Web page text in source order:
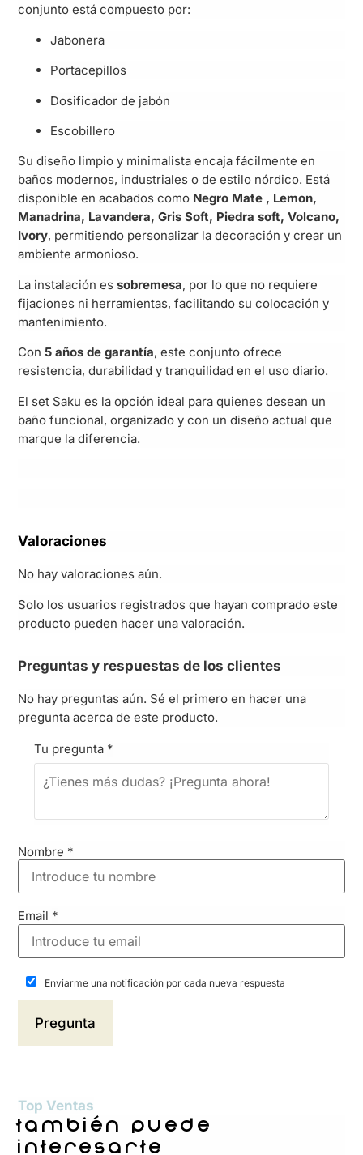
conjunto está compuesto por:
Jabonera
Portacepillos
Dosificador de jabón
Escobillero
Su diseño limpio y minimalista encaja fácilmente en
baños modernos, industriales o de estilo nórdico. Está
disponible en acabados como Negro Mate , Lemon,
Manadrina, Lavandera, Gris Soft, Piedra soft, Volcano,
Ivory, permitiendo personalizar la decoración y crear un
ambiente armonioso.
La instalación essobremesa, por lo que no requiere
fijaciones ni herramientas, facilitando su colocación y
mantenimiento.
Con5 años de garantía, este conjunto ofrece
resistencia, durabilidad y tranquilidad en el uso diario.
El set Saku es la opción ideal para quienes desean un
baño funcional, organizado y con un diseño actual que
marque la diferencia.
Valoraciones
No hay valoraciones aún.
Solo los usuarios registrados que hayan comprado este
producto pueden hacer una valoración.
Preguntas y respuestas de los clientes
No hay preguntas aún. Sé el primero en hacer una
pregunta acerca de este producto.
Tu pregunta *
Nombre *
Email *
Enviarme una notificación por cada nueva respuesta
Top Ventas
también puede
interesarte